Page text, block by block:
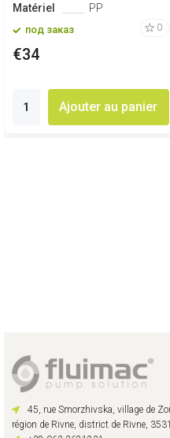
Matériel
PP
под заказ 0
€34
Ajouter au panier
45, rue Smorzhivska, village de
région de Rivne, district de Rivne,